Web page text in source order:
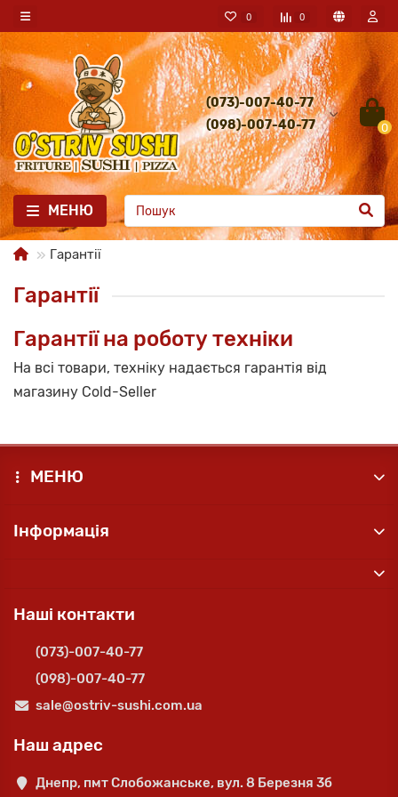
0 0
(073)-007-40-77
(098)-007-40-77
0
МЕНЮ
Гарантії
Гарантії
Гарантії на роботу техніки
На всі товари, техніку надається гарантія від
магазину Cold-Seller
МЕНЮ
Інформація
Наші контакти
(073)-007-40-77
(098)-007-40-77
sale@ostriv-sushi.com.ua
Наш адрес
Днепр, пмт Слобожанське, вул. 8 Березня 3б